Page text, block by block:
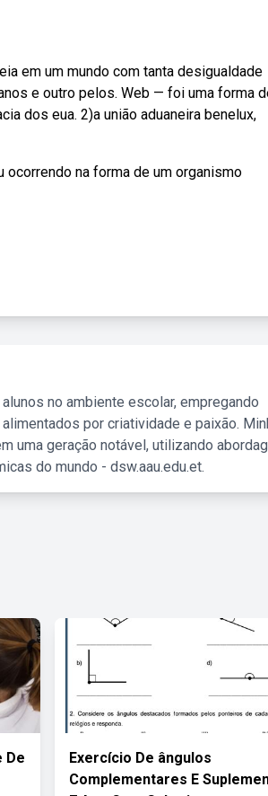
em um mundo com tanta desigualdade
e outro pelos. Web — foi uma forma
dos eua. 2)a união aduaneira benelux,
na forma de um organismo
no ambiente escolar, empregando
por criatividade e paixão.
uma geração notável, utilizando
do mundo - dsw.aau.edu.et.
De
Exercício De ângulos
Complementares E